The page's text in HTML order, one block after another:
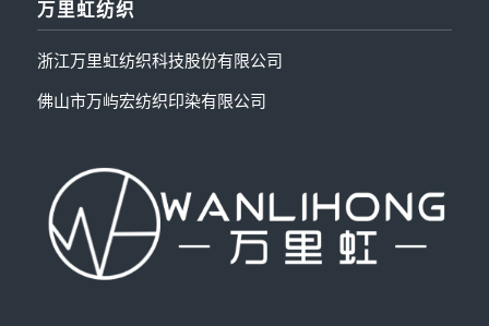
万里虹纺织
浙江万里虹纺织科技股份有限公司
佛山市万屿宏纺织印染有限公司